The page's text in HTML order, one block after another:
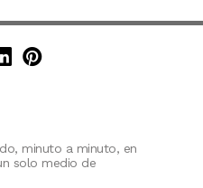
en X (Twitter)
en TikTok
de Minuto30 en
Minuto30 en LinkedIn
Minuto30 en
minuto a minuto, en
solo medio de